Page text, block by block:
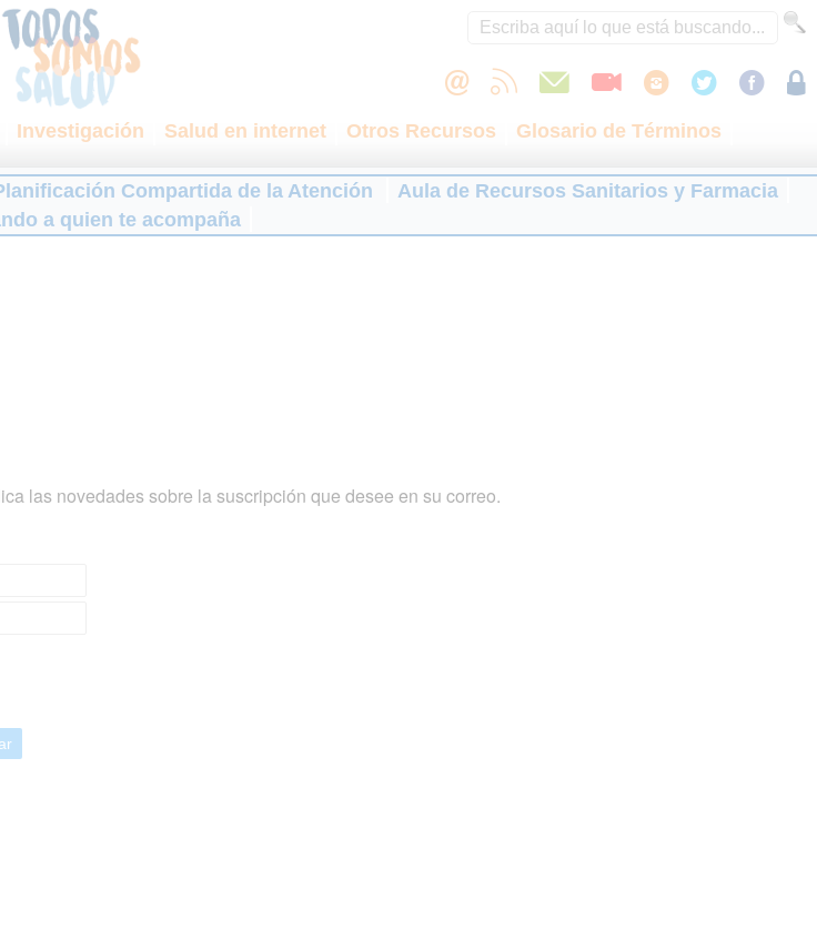
Investigación Salud en internet Otros Recursos
Glosario de Términos
Compartida de la Atención
Aula de Recursos Sanitarios y Farmacia
a quien te acompaña
las novedades sobre la suscripción que desee en su correo.